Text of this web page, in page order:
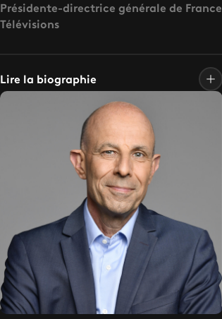
Présidente-directrice générale de France
Télévisions
Lire la biographie